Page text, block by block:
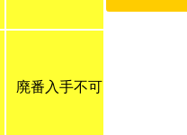
廃番入手不可